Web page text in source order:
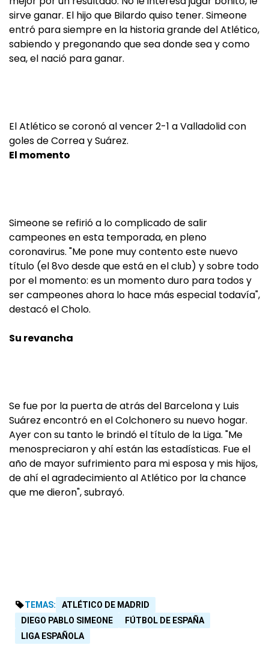
sirve ganar. El hijo que Bilardo quiso tener. Simeone
entró para siempre en la historia grande del Atlético,
sabiendo y pregonando que sea donde sea y como
sea, el nació para ganar.
El Atlético se coronó al vencer 2-1 a Valladolid con
goles de Correa y Suárez.
El momento
Simeone se refirió a lo complicado de salir
campeones en esta temporada, en pleno
coronavirus. "Me pone muy contento este nuevo
título (el 8vo desde que está en el club) y sobre todo
por el momento: es un momento duro para todos y
ser campeones ahora lo hace más especial todavía",
destacó el Cholo.
Su revancha
Se fue por la puerta de atrás del Barcelona y Luis
Suárez encontró en el Colchonero su nuevo hogar.
Ayer con su tanto le brindó el título de la Liga. "Me
menospreciaron y ahí están las estadísticas. Fue el
año de mayor sufrimiento para mi esposa y mis hijos,
de ahí el agradecimiento al Atlético por la chance
que me dieron", subrayó.
TEMAS:
ATLÉTICO DE MADRID
DIEGO PABLO SIMEONE
FÚTBOL DE ESPAÑA
LIGA ESPAÑOLA